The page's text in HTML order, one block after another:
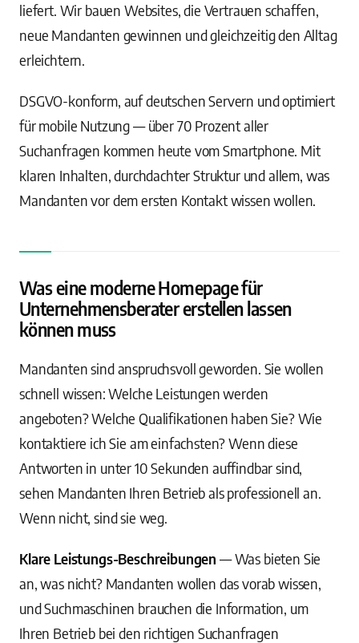
liefert. Wir bauen Websites, die Vertrauen schaffen,
neue Mandanten gewinnen und gleichzeitig den Alltag
erleichtern.
DSGVO-konform, auf deutschen Servern und optimiert
für mobile Nutzung — über 70 Prozent aller
Suchanfragen kommen heute vom Smartphone. Mit
klaren Inhalten, durchdachter Struktur und allem, was
Mandanten vor dem ersten Kontakt wissen wollen.
Was eine moderne Homepage für
Unternehmensberater erstellen lassen
können muss
Mandanten sind anspruchsvoll geworden. Sie wollen
schnell wissen: Welche Leistungen werden
angeboten? Welche Qualifikationen haben Sie? Wie
kontaktiere ich Sie am einfachsten? Wenn diese
Antworten in unter 10 Sekunden auffindbar sind,
sehen Mandanten Ihren Betrieb als professionell an.
Wenn nicht, sind sie weg.
Klare Leistungs-Beschreibungen — Was bieten Sie
an, was nicht? Mandanten wollen das vorab wissen,
und Suchmaschinen brauchen die Information, um
Ihren Betrieb bei den richtigen Suchanfragen